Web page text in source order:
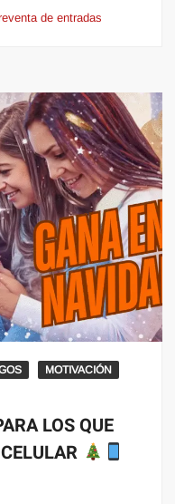
de entradas
MOTIVACIÓN
LOS QUE